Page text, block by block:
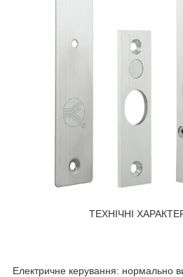
ТЕХНІЧНІ
Електричне керування: нормально